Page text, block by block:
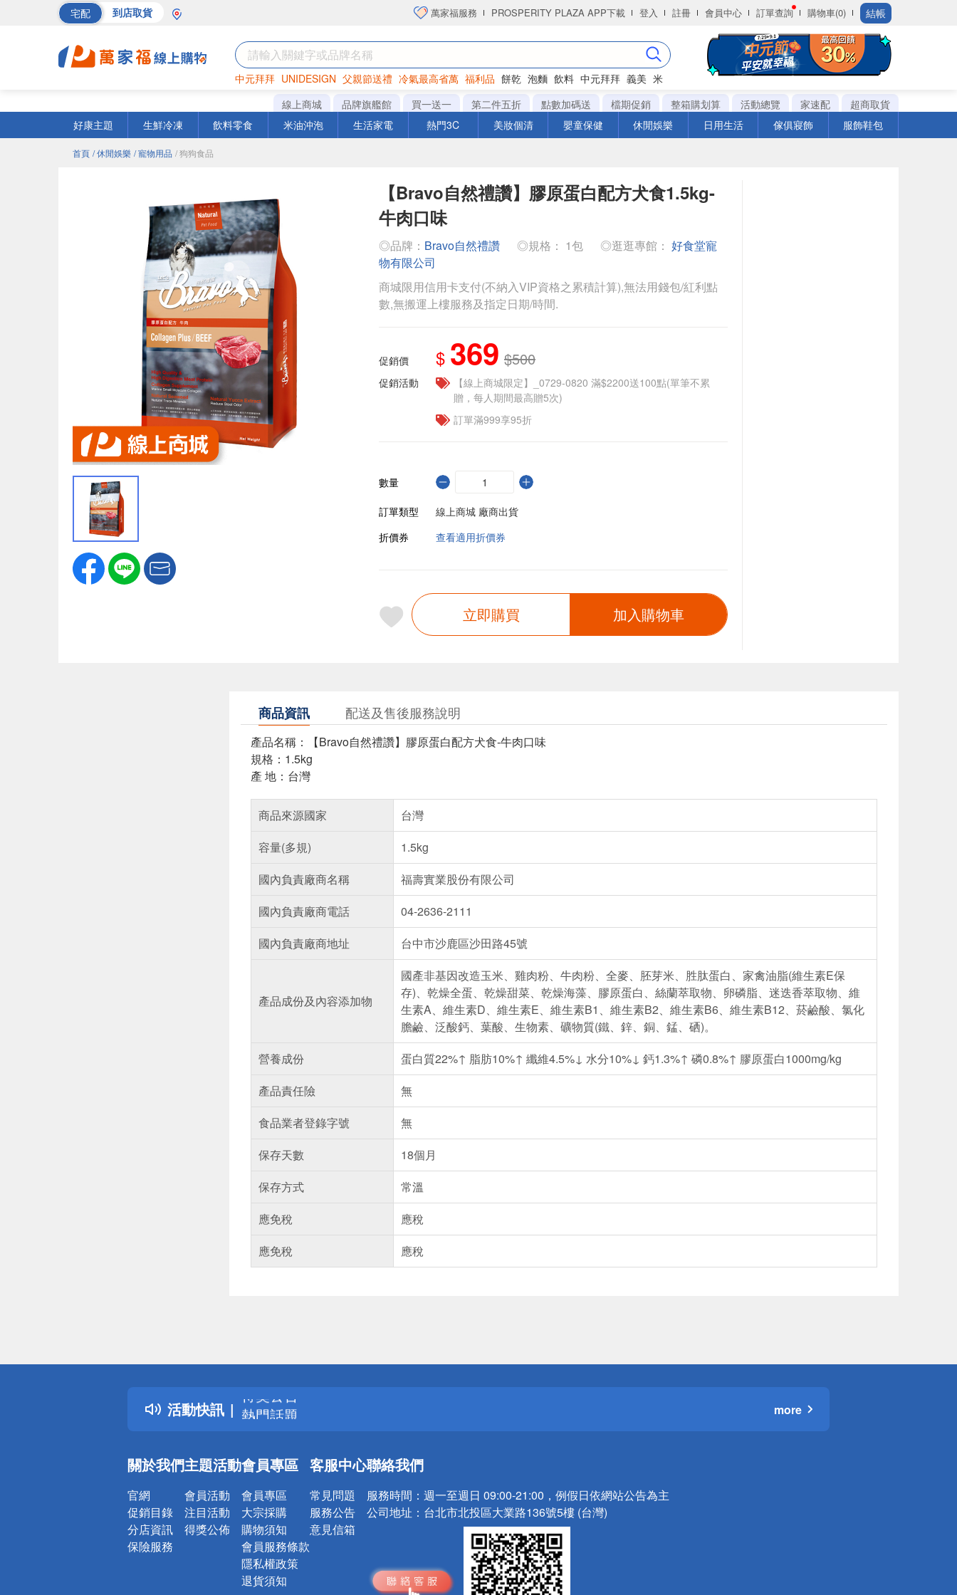
宅配 到店取貨 萬家福服務 PROSPERITY PLAZA APP下載 登入 註冊 會員中心 訂單查詢 購物車(0) 結帳
中元拜拜 UNIDESIGN 父親節送禮 冷氣最高省萬 福利品 餅乾 泡麵 飲料 中元拜拜 義美 米
罐頭 海苔 洋芋片
線上商城 品牌旗艦館 買一送一 第二件五折 點數加碼送 檔期促銷 整箱購划算 活動總覽 家速配
超商取貨
好康主題
生鮮冷凍 飲料零食 米油沖泡 生活家電 熱門3C 美妝個清 嬰童保健 休閒娛樂 日用生活 傢俱寢飾 服飾鞋包
首頁 / 休閒娛樂 / 寵物用品 / 狗狗食品
【Bravo自然禮讚】膠原蛋白配方犬食1.5kg-
牛肉口味
◎品牌： Bravo自然禮讚 ◎規格： 1包 ◎逛逛專館： 好食堂寵
物有限公司
商城限用信用卡支付(不納入VIP資格之累積計算),無法用錢包/紅利點
數,無搬運上樓服務及指定日期/時間.
促銷價 $ 369 $500
促銷活動
【線上商城限定】_0729-0820 滿$2200送100點(單筆不累
贈，每人期間最高贈5次)
訂單滿999享95折
數量
訂單類型
線上商城 廠商出貨
折價券
查看適用折價券
立即購買 加入購物車
商品資訊 配送及售後服務說明
產品名稱：【Bravo自然禮讚】膠原蛋白配方犬食-牛肉口味
規格：1.5kg
產 地：台灣
商品來源國家
台灣
容量(多規)
1.5kg
國內負責廠商名稱
福壽實業股份有限公司
國內負責廠商電話
04-2636-2111
國內負責廠商地址
台中市沙鹿區沙田路45號
產品成份及內容添加物
國產非基因改造玉米、雞肉粉、牛肉粉、全麥、胚芽米、胜肽蛋白、家禽油脂(維生素E保
存)、乾燥全蛋、乾燥甜菜、乾燥海藻、膠原蛋白、絲蘭萃取物、卵磷脂、迷迭香萃取物、維
生素A、維生素D、維生素E、維生素B1、維生素B2、維生素B6、維生素B12、菸鹼酸、氯化
膽鹼、泛酸鈣、葉酸、生物素、礦物質(鐵、鋅、銅、錳、硒)。
營養成份
蛋白質22%↑ 脂肪10%↑ 纖維4.5%↓ 水分10%↓ 鈣1.3%↑ 磷0.8%↑ 膠原蛋白1000mg/kg
產品責任險
無
食品業者登錄字號
無
保存天數
18個月
保存方式
常溫
應免稅
應稅
應免稅
應稅
活動快訊
詐騙網頁！請小心！
得獎公告
熱門話題
銀行優惠
詐騙網頁！請小心！
more
關於我們
官網
促銷目錄
分店資訊
保險服務
主題活動
會員活動
注目活動
得獎公佈
會員專區
會員專區
大宗採購
購物須知
會員服務條款
隱私權政策
退貨須知
客服中心
常見問題
服務公告
意見信箱
聯絡我們
服務時間： 週一至週日 09:00-21:00，例假日依網站公告為主
公司地址： 台北市北投區大業路136號5樓 (台灣)